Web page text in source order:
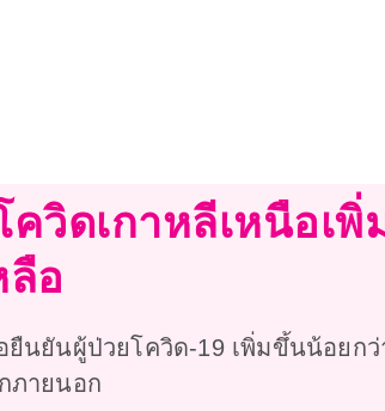
ควิดเกาหลีเหนือเ
ลือ
ยืนยันผู้ป่วยโควิด-19 เพิ่มขึ้นน้อยก
ภายนอก